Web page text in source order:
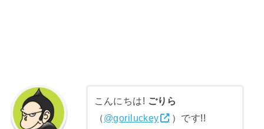
こんにちは! ごりら
（@goriluckey ）です!!